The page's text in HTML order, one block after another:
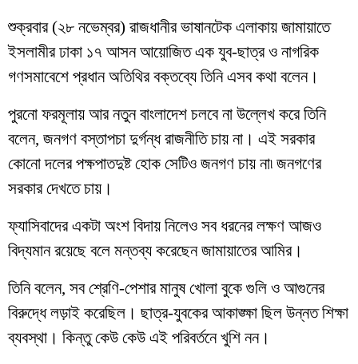
শুক্রবার (২৮ নভেম্বর) রাজধানীর ভাষানটেক এলাকায় জামায়াতে
ইসলামীর ঢাকা ১৭ আসন আয়োজিত এক যুব-ছাত্র ও নাগরিক
গণসমাবেশে প্রধান অতিথির বক্তব্যে তিনি এসব কথা বলেন।
পুরনো ফরমূলায় আর নতুন বাংলাদেশ চলবে না উল্লেখ করে তিনি
বলেন, জনগণ বস্তাপচা দুর্গন্ধ রাজনীতি চায় না। এই সরকার
কোনো দলের পক্ষপাতদুষ্ট হোক সেটিও জনগণ চায় না৷ জনগণের
সরকার দেখতে চায়।
ফ্যাসিবাদের একটা অংশ বিদায় নিলেও সব ধরনের লক্ষণ আজও
বিদ্যমান রয়েছে বলে মন্তব্য করেছেন জামায়াতের আমির।
তিনি বলেন, সব শ্রেণি-পেশার মানুষ খোলা বুকে গুলি ও আগুনের
বিরুদ্ধে লড়াই করেছিল। ছাত্র-যুবকের আকাঙ্ক্ষা ছিল উন্নত শিক্ষা
ব্যবস্থা। কিন্তু কেউ কেউ এই পরিবর্তনে খুশি নন।